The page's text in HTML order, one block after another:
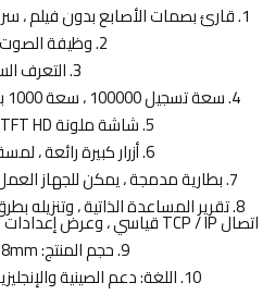
1. قارئ بصمات الأصابع بدون فيلم ، سريع التعرف على بصمات الأصابع
2. وظيفة الصوت المباشر
3. التعرف السريع
4. سعة تسجيل 100000 ، سعة 1000 بصمة ، سعة 1000 كلمة مرور
5. شاشة ملونة TFT HD بحجم 2.8 بوصة
6. أزرار كبيرة رائعة ، لمسة ناعمة ومريحة
7. بطارية مدمجة ، يمكن للجهاز العمل لمدة 4 ساعات بدون طاقة.
8. تقرير المساعدة الذاتية ،
اتصال TCP / IP قياسي ، وعرض إعدادات الحضور والإحصاءات على الإنترنت
9. حجم المنتج: 178x41x138mm
10. اللغة: دعم الصينية والإنجليزية والبرتغالية والإسبانية